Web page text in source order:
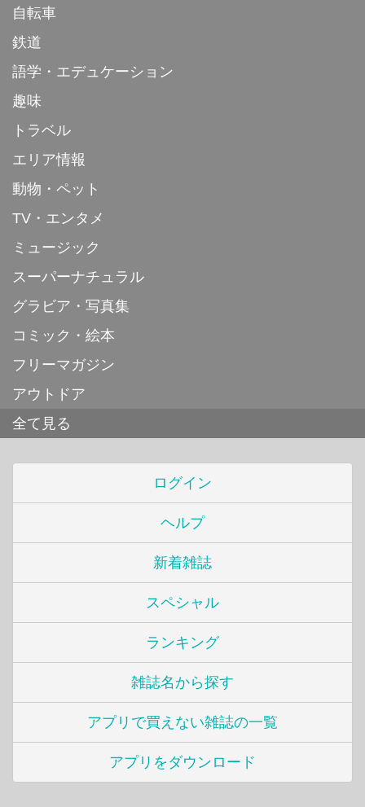
自転車
鉄道
語学・エデュケーション
趣味
トラベル
エリア情報
動物・ペット
TV・エンタメ
ミュージック
スーパーナチュラル
グラビア・写真集
コミック・絵本
フリーマガジン
アウトドア
全て見る
ログイン
ヘルプ
新着雑誌
スペシャル
ランキング
雑誌名から探す
アプリで買えない雑誌の一覧
アプリをダウンロード